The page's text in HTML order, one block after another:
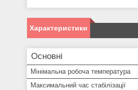
Характеристики
Основні
Мінімальна робоча температура
Максимальний час стабілізації